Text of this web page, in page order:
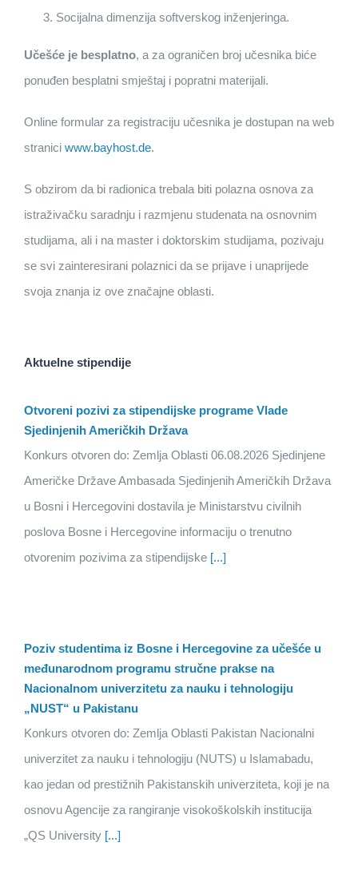
Socijalna dimenzija softverskog inženjeringa.
Učešće je besplatno, a za ograničen broj učesnika biće
ponuđen besplatni smještaj i popratni materijali.
Online formular za registraciju učesnika je dostupan na web
stranici www.bayhost.de.
S obzirom da bi radionica trebala biti polazna osnova za
istraživačku saradnju i razmjenu studenata na osnovnim
studijama, ali i na master i doktorskim studijama, pozivaju
se svi zainteresirani polaznici da se prijave i unaprijede
svoja znanja iz ove značajne oblasti.
Aktuelne stipendije
Otvoreni pozivi za stipendijske programe Vlade
Sjedinjenih Američkih Država
Konkurs otvoren do: Zemlja Oblasti 06.08.2026 Sjedinjene
Američke Države Ambasada Sjedinjenih Američkih Država
u Bosni i Hercegovini dostavila je Ministarstvu civilnih
poslova Bosne i Hercegovine informaciju o trenutno
otvorenim pozivima za stipendijske [...]
Poziv studentima iz Bosne i Hercegovine za učešće u
međunarodnom programu stručne prakse na
Nacionalnom univerzitetu za nauku i tehnologiju
„NUST“ u Pakistanu
Konkurs otvoren do: Zemlja Oblasti Pakistan Nacionalni
univerzitet za nauku i tehnologiju (NUTS) u Islamabadu,
kao jedan od prestižnih Pakistanskih univerziteta, koji je na
osnovu Agencije za rangiranje visokoškolskih institucija
„QS University [...]